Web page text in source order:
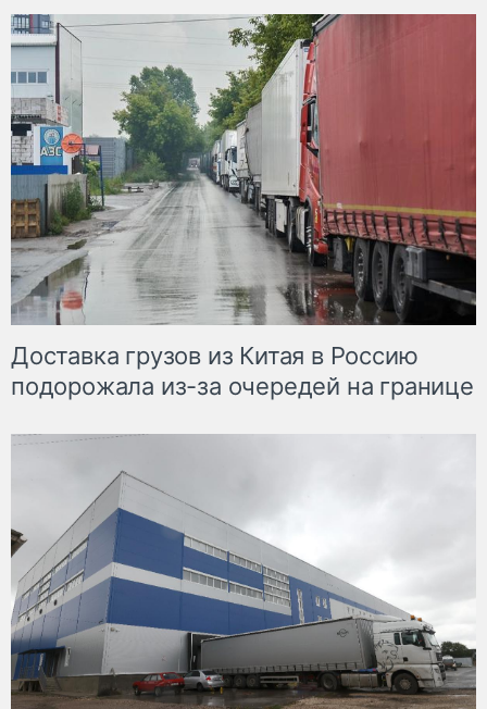
Доставка грузов из Китая в Россию
подорожала из-за очередей на границе